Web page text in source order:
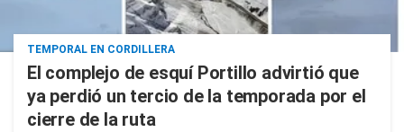
TEMPORAL EN CORDILLERA
El complejo de esquí Portillo advirtió que
ya perdió un tercio de la temporada por el
cierre de la ruta